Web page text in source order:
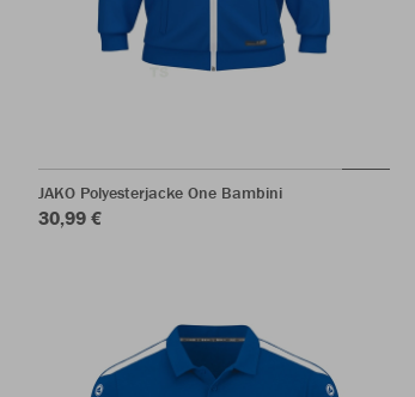
JAKO Polyesterjacke One Bambini
30,99 €